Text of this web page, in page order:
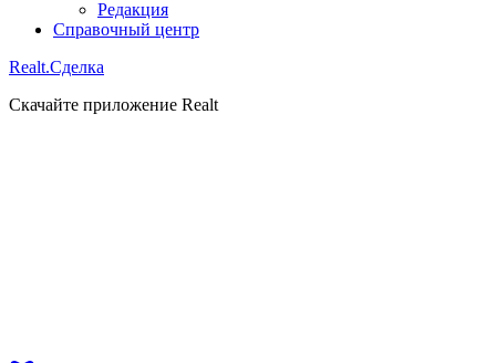
Редакция
Справочный центр
Realt.Сделка
Скачайте приложение Realt